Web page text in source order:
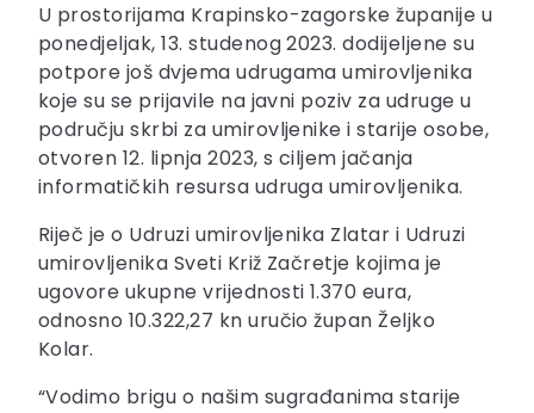
U prostorijama Krapinsko-zagorske županije u
ponedjeljak, 13. studenog 2023. dodijeljene su
potpore još dvjema udrugama umirovljenika
koje su se prijavile na javni poziv za udruge u
području skrbi za umirovljenike i starije osobe,
otvoren 12. lipnja 2023, s ciljem jačanja
informatičkih resursa udruga umirovljenika.
Riječ je o Udruzi umirovljenika Zlatar i Udruzi
umirovljenika Sveti Križ Začretje kojima je
ugovore ukupne vrijednosti 1.370 eura,
odnosno 10.322,27 kn uručio župan Željko
Kolar.
“Vodimo brigu o našim sugrađanima starije